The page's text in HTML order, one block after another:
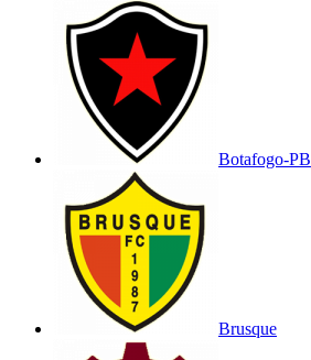
Botafogo-PB
Brusque